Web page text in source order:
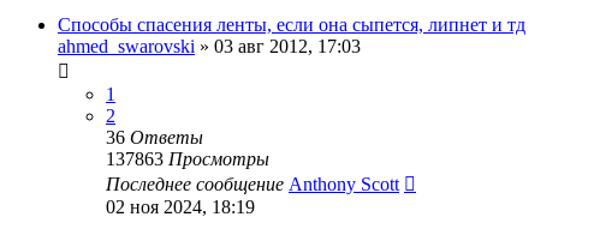
Способы спасения ленты, если она сыпется, липнет и тд
ahmed_swarovski » 03 авг 2012, 17:03
1
2
36 Ответы
137863 Просмотры
Последнее сообщение Anthony Scott
02 ноя 2024, 18:19